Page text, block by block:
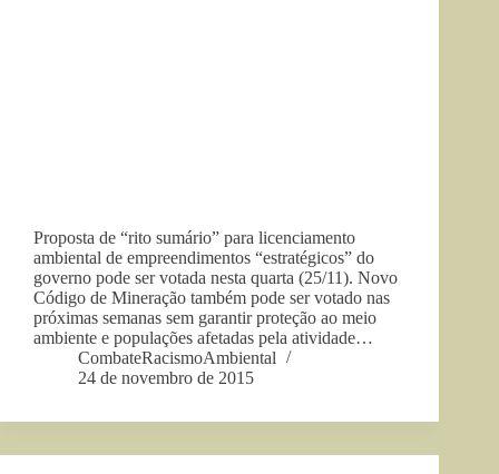
Proposta de “rito sumário” para licenciamento
ambiental de empreendimentos “estratégicos” do
governo pode ser votada nesta quarta (25/11). Novo
Código de Mineração também pode ser votado nas
próximas semanas sem garantir proteção ao meio
ambiente e populações afetadas pela atividade…
CombateRacismoAmbiental
24 de novembro de 2015